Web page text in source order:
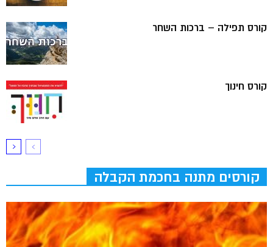
קורס תפילה – ברכות השחר
קורס חינוך
קורסים מתנה בחכמת הקבלה